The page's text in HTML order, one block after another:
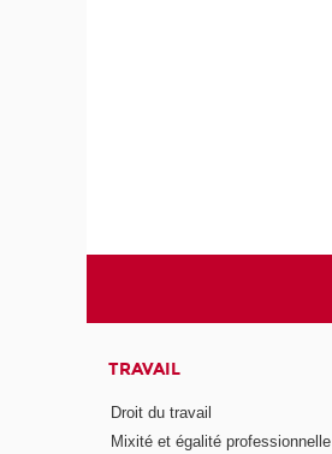
TRAVAIL
Droit du travail
Mixité et égalité professionnelle